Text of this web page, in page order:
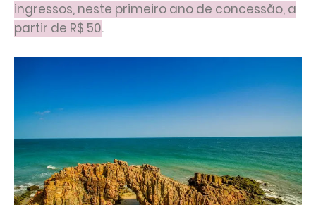
ingressos, neste primeiro ano de concessão, a
partir de R$ 50.